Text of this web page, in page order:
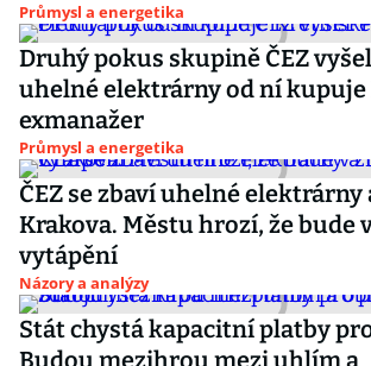
Průmysl a energetika
Druhý pokus skupině ČEZ
uhelné elektrárny od ní
exmanažer
Průmysl a energetika
ČEZ se zbaví uhelné
Krakova. Městu hrozí, že bude
vytápění
Názory a analýzy
Stát chystá kapacitní platby
Budou mezihrou mezi uhlím a